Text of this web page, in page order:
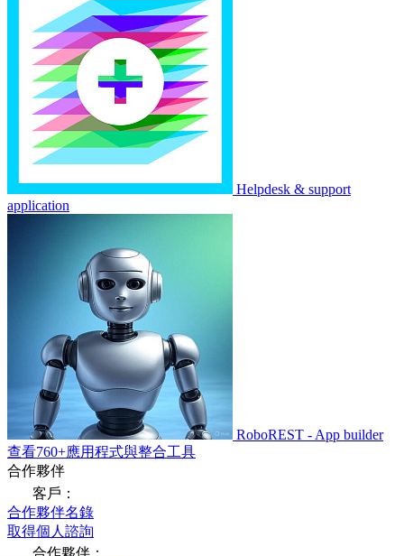
Helpdesk & support
application
RoboREST - App builder
查看760+應用程式與整合工具
合作夥伴
客戶：
合作夥伴名錄
取得個人諮詢
合作夥伴：